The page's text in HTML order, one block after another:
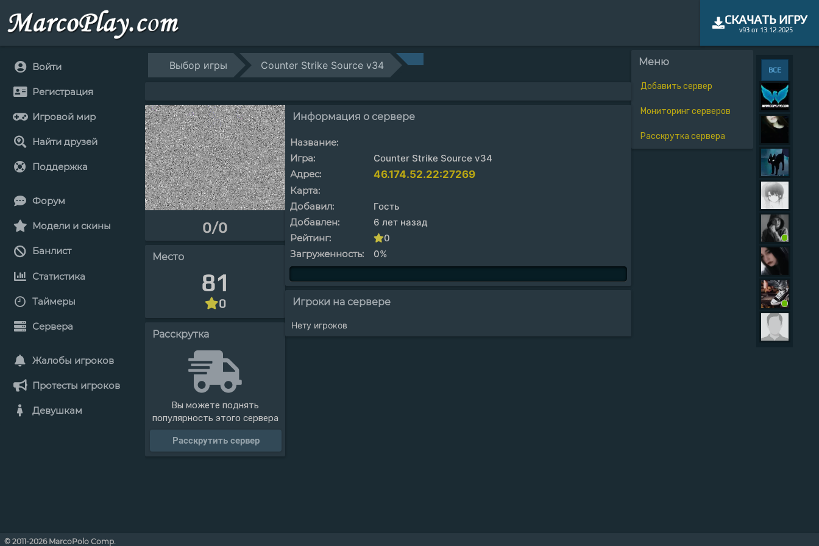
СКАЧАТЬ ИГРУ
v93 от 13.12.2025
Войти
Регистрация
Игровой мир
Найти друзей
Поддержка
Форум
Модели и скины
Банлист
Статистика
Таймеры
Сервера
Жалобы игроков
Протесты игроков
Девушкам
Меню
Добавить сервер
Мониторинг серверов
Расскрутка сервера
Выбор игры Counter Strike Source v34
0/0
Место
81
0
Расскрутка
Вы можете поднять
популярность этого сервера
Расскрутить сервер
Информация о сервере
Название:
Игра:
Counter Strike Source v34
Адрес:
46.174.52.22:27269
Карта:
Добавил:
Гость
Добавлен:
6 лет назад
Рейтинг:
0
Загруженность:
0%
Игроки на сервере
Нету игроков
ВСЕ
© 2011-2026 MarcoPolo Comp.